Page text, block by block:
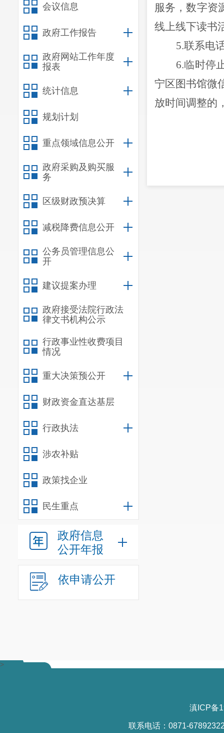
会议信息
政府工作报告
政府网站工作年度
报表
统计信息
规划计划
重点领域信息公开
政府采购及购买服
务
区级财政预决算
减税降费信息公开
公务员管理信息公
开
建议提案办理
政府接受法院行政法
律文书机构公示
行政事业性收费项目
情况
重大决策预公开
财政资金直达基层
行政执法
涉农补贴
政策找企业
民生重点
政府信息
公开年报
依申请公开
服务，数字资
线上线下读书
5.联系电
6.临时停
宁区图书馆微
放时间调整的
>
滇ICP备
联系电话：0871-